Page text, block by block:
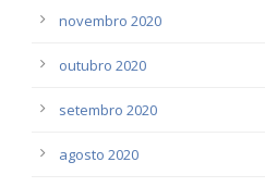
novembro 2020
outubro 2020
setembro 2020
agosto 2020